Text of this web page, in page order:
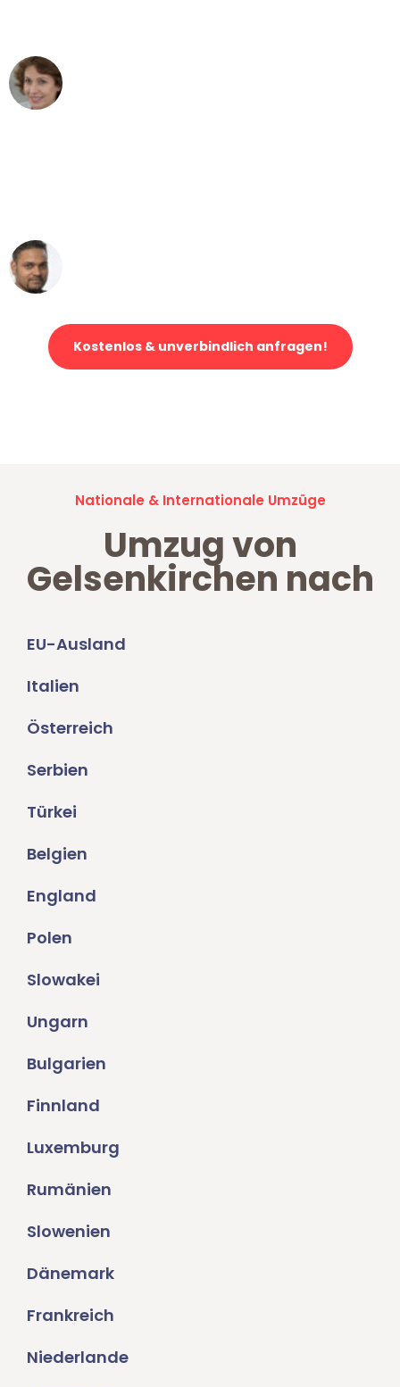
Kostenlos & unverbindlich anfragen!
Nationale & Internationale Umzüge
Umzug von
Gelsenkirchen nach
EU-Ausland
Italien
Österreich
Serbien
Türkei
Belgien
England
Polen
Slowakei
Ungarn
Bulgarien
Finnland
Luxemburg
Rumänien
Slowenien
Dänemark
Frankreich
Niederlande